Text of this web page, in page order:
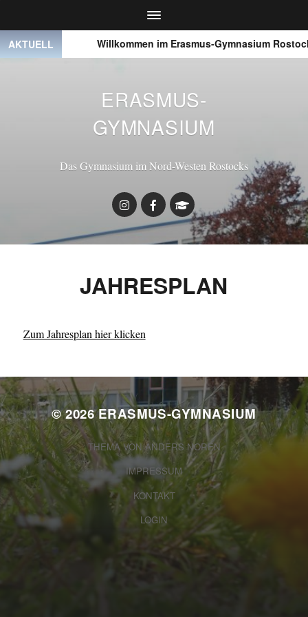
AKTUELL
● ● ● Willkommen im Erasmus-Gymnasium Rostock
ERASMUS-
GYMNASIUM
Das Gymnasium im Nord-Westen Rostocks
JAHRESPLAN
Zum Jahresplan hier klicken
© 2026ERASMUS-GYMNASIUM
THEMA VONANDERS NORÉN
IMPRESSUM
KONTAKT
LOGIN